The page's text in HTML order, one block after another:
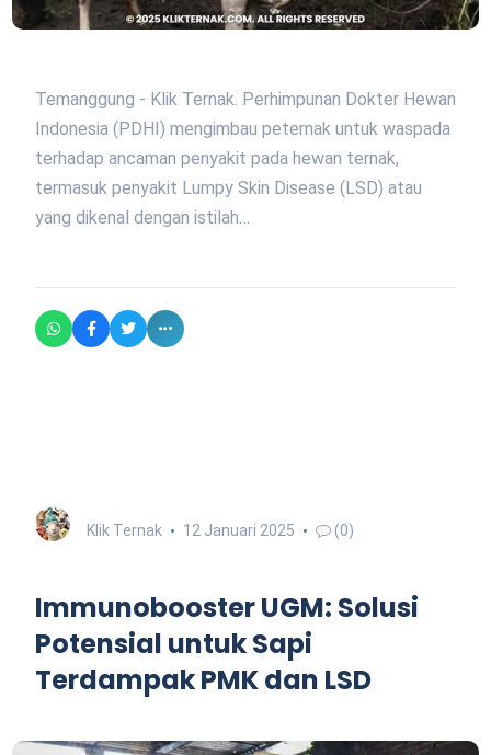
Temanggung - Klik Ternak. Perhimpunan Dokter Hewan
Indonesia (PDHI) mengimbau peternak untuk waspada
terhadap ancaman penyakit pada hewan ternak,
termasuk penyakit Lumpy Skin Disease (LSD) atau
yang dikenal dengan istilah…
Klik Ternak 12 Januari 2025 (0)
Immunobooster UGM: Solusi
Potensial untuk Sapi
Terdampak PMK dan LSD